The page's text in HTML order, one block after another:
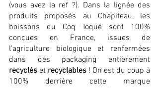
(vous avez la ref ?). Dans la lignée des
produits proposés au Chapiteau, les
boissons du Coq Toqué sont 100%
conçues en France, issues de
l’agriculture biologique et renfermées
recyclés et recyclables ! On est du coup à
100% derrière cette marque